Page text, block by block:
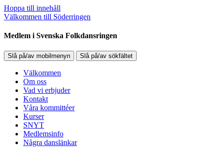
Hoppa till innehåll
Välkommen till Söderringen
Medlem i Svenska Folkdansringen
Slå på/av mobilmenyn Slå på/av sökfältet
Välkommen
Om oss
Vad vi erbjuder
Kontakt
Våra kommittéer
Kurser
SNYT
Medlemsinfo
Några danslänkar